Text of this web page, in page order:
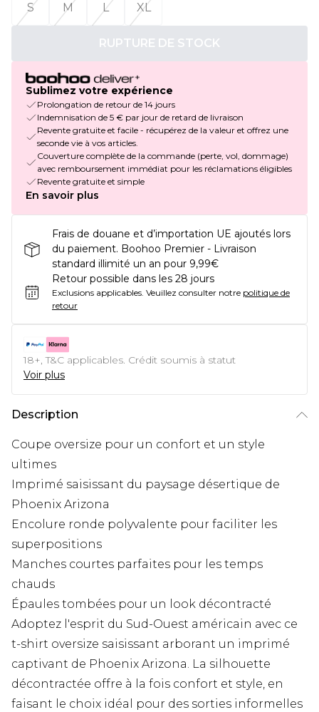
S
M L XL
RUPTURE DE STOCK
Sublimez votre expérience
Prolongation de retour de 14 jours
Indemnisation de 5 € par jour de retard de livraison
Revente gratuite et facile - récupérez de la valeur et offrez une
seconde vie à vos articles.
Couverture complète de la commande (perte, vol, dommage)
avec remboursement immédiat pour les réclamations éligibles
Revente gratuite et simple
En savoir plus
Frais de douane et d’importation UE ajoutés lors
du paiement. Boohoo Premier - Livraison
standard illimité un an pour 9,99€
Retour possible dans les 28 jours
Exclusions applicables. Veuillez consulter notre politique de
retour
18+, T&C applicables. Crédit soumis à statut
Voir plus
Description
Coupe oversize pour un confort et un style
ultimes
Imprimé saisissant du paysage désertique de
Phoenix Arizona
Encolure ronde polyvalente pour faciliter les
superpositions
Manches courtes parfaites pour les temps
chauds
Épaules tombées pour un look décontracté
Adoptez l'esprit du Sud-Ouest américain avec ce
t-shirt oversize saisissant arborant un imprimé
captivant de Phoenix Arizona. La silhouette
décontractée offre à la fois confort et style, en
faisant le choix idéal pour des sorties informelles